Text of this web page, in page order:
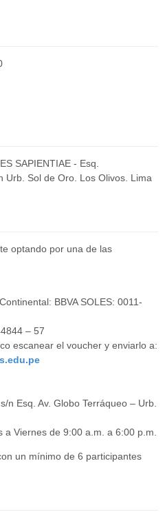
SAPIENTIAE - Esq.
Urb. Sol de Oro. Los Olivos. Lima
optando por una de las
BBVA SOLES: 0011-
– 57
escanear el voucher y enviarlo a:
n Esq. Av. Globo Terráqueo – Urb.
Viernes de 9:00 a.m. a 6:00 p.m.
un mínimo de 6 participantes